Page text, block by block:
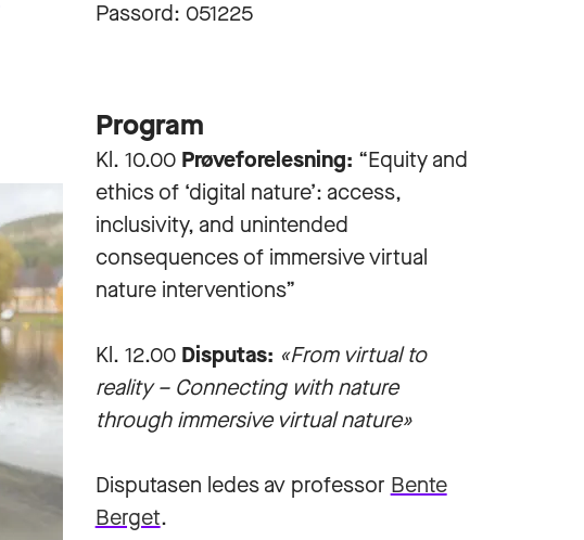
Passord: 051225
Program
Kl. 10.00 Prøveforelesning: “Equity and
ethics of ‘digital nature’: access,
inclusivity, and unintended
consequences of immersive virtual
nature interventions”
Kl. 12.00 Disputas: «From virtual to
reality – Connecting with nature
through immersive virtual nature»
Disputasen ledes av professor Bente
Berget.